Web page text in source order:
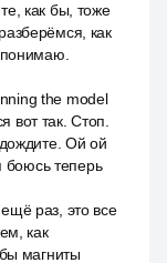
как бы, тоже
как
the model
вот так. Стоп.
Ой ой
боюсь теперь
раз, это все
как
магниты